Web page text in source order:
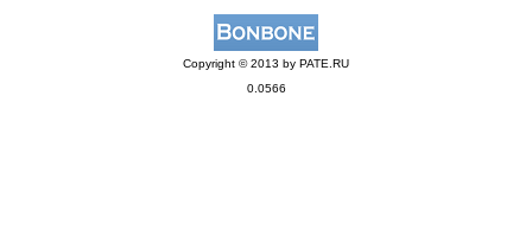
Copyright © 2013 by PATE.RU
0.0566